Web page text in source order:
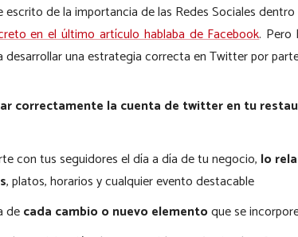
escrito de la importancia de las Redes Sociales
en el último artículo hablaba de Facebook. Pero
desarrollar una estrategia correcta en Twitter por
correctamente la cuenta de twitter en tu
con tus seguidores el día a día de tu negocio, lo
, platos, horarios y cualquier evento destacable
decada cambio o nuevo elementoque se